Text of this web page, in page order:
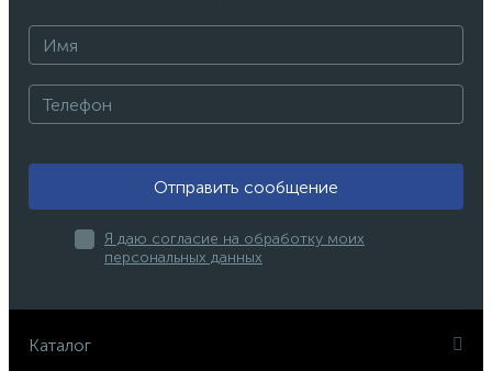
Отправить сообщение
Я даю согласие на обработку моих
персональных данных
Каталог